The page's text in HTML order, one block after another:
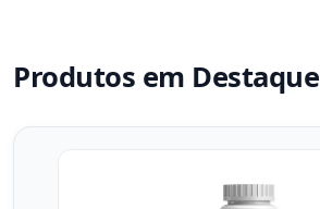
Produtos em Destaque